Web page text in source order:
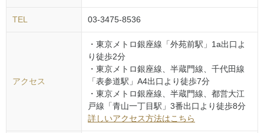
TEL 03-3475-8536
アクセス
・東京メトロ銀座線「外苑前駅」1a出口よ
り徒歩2分
・東京メトロ銀座線、半蔵門線、千代田線
「表参道駅」A4出口より徒歩7分
・東京メトロ銀座線、半蔵門線、都営大江
戸線「青山一丁目駅」3番出口より徒歩8分
詳しいアクセス方法はこちら